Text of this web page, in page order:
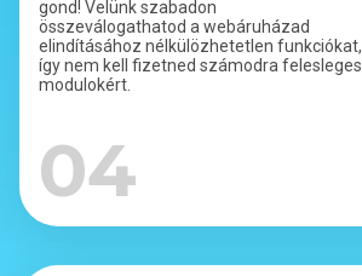
gond! Velünk szabadon
összeválogathatod a webáruházad
elindításához nélkülözhetetlen funkciókat,
így nem kell fizetned számodra felesleges
modulokért.
04